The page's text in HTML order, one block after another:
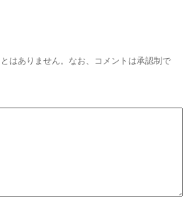
はありません。なお、コメントは承認制で